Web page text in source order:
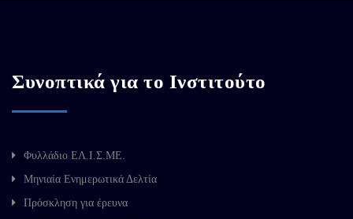
Συνοπτικά για το Ινστιτούτο
Φυλλάδιο ΕΛ.Ι.Σ.ΜΕ.
Μηνιαία Ενημερωτικά Δελτία
Πρόσκληση για έρευνα